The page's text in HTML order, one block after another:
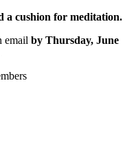
a cushion for meditation.
email by Thursday, June